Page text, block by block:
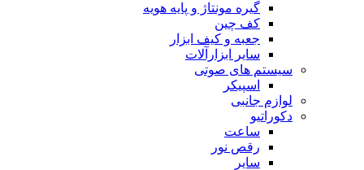
گیره مونتاژ و پایه هویه
کف چین
جعبه و کیف ابزار
سایر ابزارآلات
سیستم های صوتی
اسپیکر
لوازم جانبی
دکوراتیو
ساعت
رقص نور
سایر